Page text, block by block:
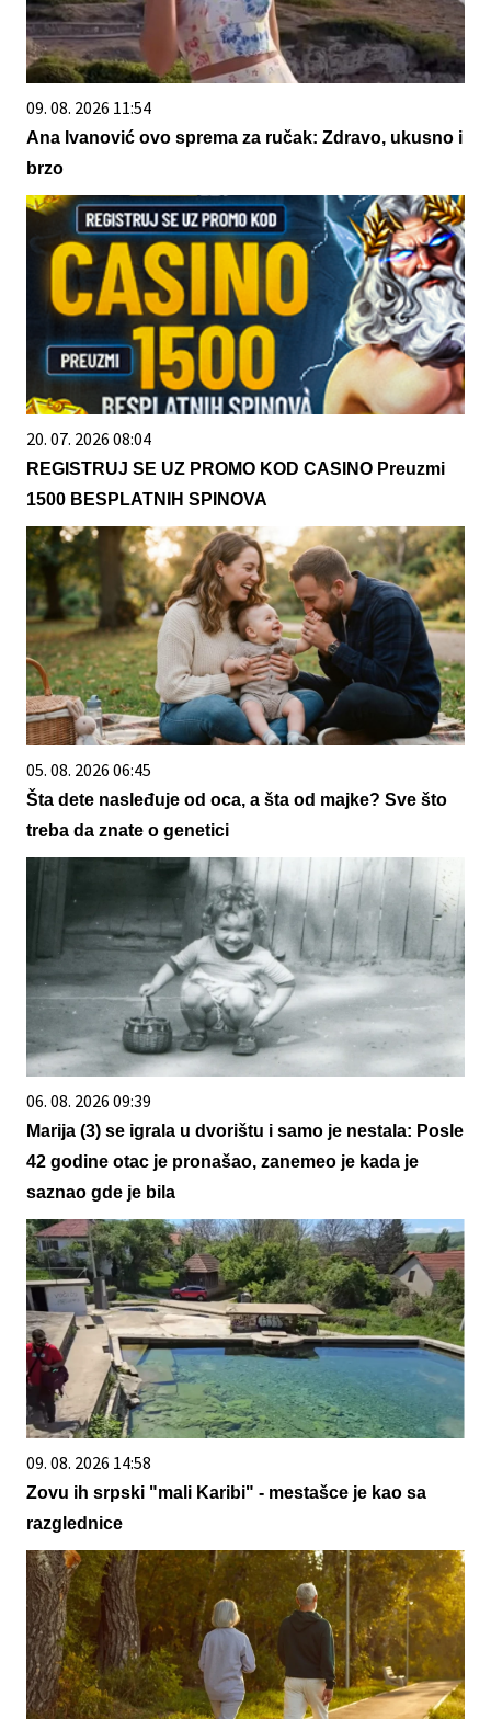
09. 08. 2026 11:54
Ana Ivanović ovo sprema za ručak: Zdravo, ukusno i
brzo
20. 07. 2026 08:04
REGISTRUJ SE UZ PROMO KOD CASINO Preuzmi
1500 BESPLATNIH SPINOVA
05. 08. 2026 06:45
Šta dete nasleđuje od oca, a šta od majke? Sve što
treba da znate o genetici
06. 08. 2026 09:39
Marija (3) se igrala u dvorištu i samo je nestala: Posle
42 godine otac je pronašao, zanemeo je kada je
saznao gde je bila
09. 08. 2026 14:58
Zovu ih srpski "mali Karibi" - mestašce je kao sa
razglednice